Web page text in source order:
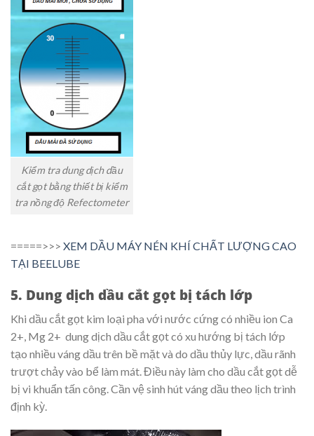
Kiểm tra dung dịch dầu
cắt gọt bằng thiết bị kiểm
tra nồng độ Refectometer
=====>>> XEM DẦU MÁY NÉN KHÍ CHẤT LƯỢNG CAO
TẠI BEELUBE
5. Dung dịch dầu cắt gọt bị tách lớp
Khi dầu cắt gọt kim loại pha với nước cứng có nhiều ion Ca
2+, Mg 2+ dung dịch dầu cắt gọt có xu hướng bị tách lớp
tạo nhiều váng dầu trên bề mặt và do dầu thủy lực, dầu rãnh
trượt chảy vào bể làm mát. Điều này làm cho dầu cắt gọt dễ
bị vi khuẩn tấn công. Cần vệ sinh hút váng dầu theo lịch trình
định kỳ.